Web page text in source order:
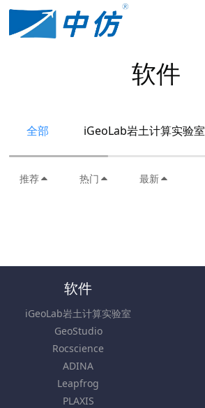
软件
全部 iGeoLab岩土计算实验室
推荐 热门 最新
软件
iGeoLab岩土计算实验室
GeoStudio
Rocscience
ADINA
Leapfrog
PLAXIS